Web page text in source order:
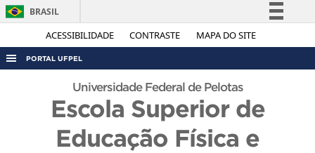
ACESSIBILIDADE CONTRASTE MAPA DO SITE
BRASIL
Simplifique!
Acesso à informação
Legislação
Canais
PORTAL UFPEL
ACESSO À INFORMAÇÃO
AUDITORIA
COBALTO
Universidade Federal de Pelotas
Escola Superior de
Educação Física e